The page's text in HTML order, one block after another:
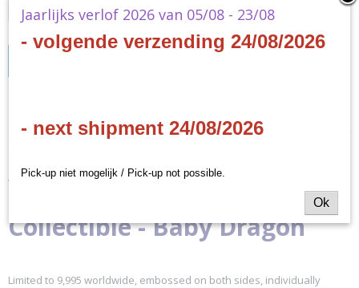
EAN code
Fanattik
Yu-Gi-Oh! Limited Edition
Collectible - Baby Dragon
Limited to 9,995 worldwide, embossed on both sides, individually
Jaarlijks verlof 2026 van 05/08 - 23/08
- volgende verzending 24/08/2026
- next shipment 24/08/2026
Pick-up niet mogelijk / Pick-up not possible.
Ok